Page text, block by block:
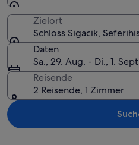
Zielort
Schloss Sigacik,
Daten
Sa., 29. Aug. - Di., 1.
Reisende
2 Reisende, 1 Zimmer